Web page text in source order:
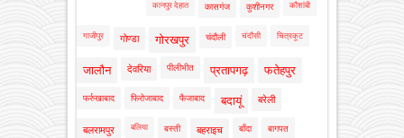
कानपुर देहात कासगंज कुशीनगर कौशांबी
गाजीपुर गोण्डा गोरखपुर चंदौली चंदौसी चित्रकूट
जालौन देवरिया पीलीभीत प्रतापगढ़ फतेहपुर
फर्रुखाबाद फिरोजाबाद फैजाबाद बदायूं बरेली
बलरामपुर बलिया बस्ती बहराइच बाँदा बागपत